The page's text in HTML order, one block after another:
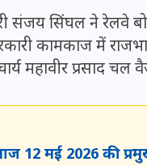
संजय सिंघल ने रेलवे
कामकाज में
महावीर प्रसाद चल
12 मई 2026 की
की
सिक्योरिटी और
कीमत पर
अपडेट